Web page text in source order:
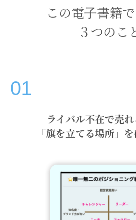
この電子書籍
３つのこ
01
ライバル不在で売
「旗を立てる場所」